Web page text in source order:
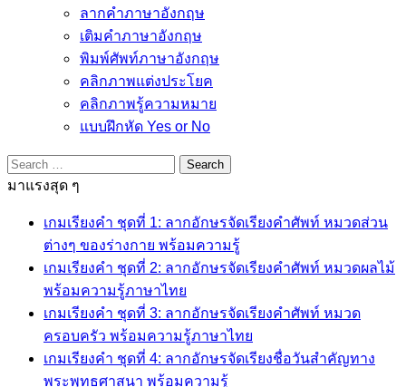
ลากคำภาษาอังกฤษ
เติมคำภาษาอังกฤษ
พิมพ์ศัพท์ภาษาอังกฤษ
คลิกภาพแต่งประโยค
คลิกภาพรู้ความหมาย
แบบฝึกหัด Yes or No
Search
for:
มาแรงสุด ๆ
เกมเรียงคำ ชุดที่ 1: ลากอักษรจัดเรียงคำศัพท์ หมวดส่วน
ต่างๆ ของร่างกาย พร้อมความรู้
เกมเรียงคำ ชุดที่ 2: ลากอักษรจัดเรียงคำศัพท์ หมวดผลไม้
พร้อมความรู้ภาษาไทย
เกมเรียงคำ ชุดที่ 3: ลากอักษรจัดเรียงคำศัพท์ หมวด
ครอบครัว พร้อมความรู้ภาษาไทย
เกมเรียงคำ ชุดที่ 4: ลากอักษรจัดเรียงชื่อวันสำคัญทาง
พระพุทธศาสนา พร้อมความรู้